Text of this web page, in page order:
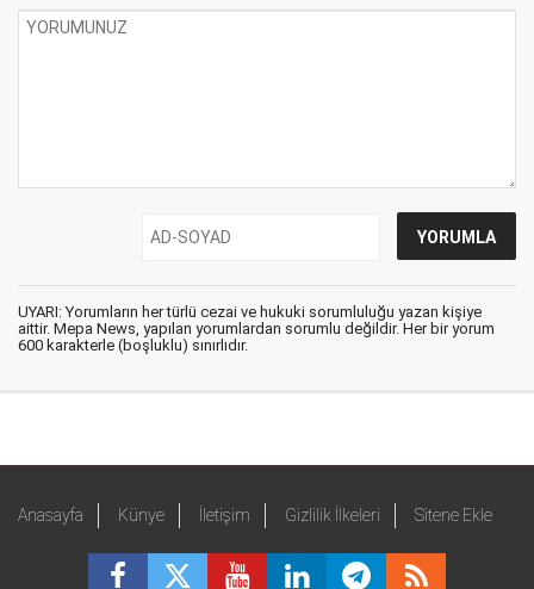
UYARI: Yorumların her türlü cezai ve hukuki sorumluluğu yazan kişiye
aittir. Mepa News, yapılan yorumlardan sorumlu değildir. Her bir yorum
600 karakterle (boşluklu) sınırlıdır.
Anasayfa Künye İletişim Gizlilik İlkeleri Sitene Ekle